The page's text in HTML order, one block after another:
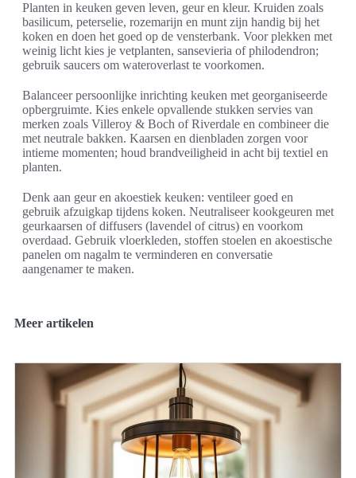
Planten in keuken geven leven, geur en kleur. Kruiden zoals
basilicum, peterselie, rozemarijn en munt zijn handig bij het
koken en doen het goed op de vensterbank. Voor plekken met
weinig licht kies je vetplanten, sansevieria of philodendron;
gebruik saucers om wateroverlast te voorkomen.
Balanceer persoonlijke inrichting keuken met georganiseerde
opbergruimte. Kies enkele opvallende stukken servies van
merken zoals Villeroy & Boch of Riverdale en combineer die
met neutrale bakken. Kaarsen en dienbladen zorgen voor
intieme momenten; houd brandveiligheid in acht bij textiel en
planten.
Denk aan geur en akoestiek keuken: ventileer goed en
gebruik afzuigkap tijdens koken. Neutraliseer kookgeuren met
geurkaarsen of diffusers (lavendel of citrus) en voorkom
overdaad. Gebruik vloerkleden, stoffen stoelen en akoestische
panelen om nagalm te verminderen en conversatie
aangenamer te maken.
Meer artikelen